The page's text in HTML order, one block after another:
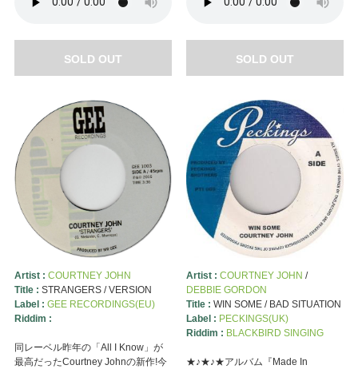
SOLD OUT SOLD OUT
Artist : COURTNEY JOHN
Title : STRANGERS / VERSION
Label : GEE RECORDINGS(EU)
Riddim :
同レーベル昨年の「All I Know」が
最高だったCourtney Johnの新作!今
Artist : COURTNEY JOHN /
DEBBIE GORDON
Title : WIN SOME / BAD SITUATION
Label : PECKINGS(UK)
Riddim : BLACKBIRD SINGING
★♪★♪★アルバム『Made In